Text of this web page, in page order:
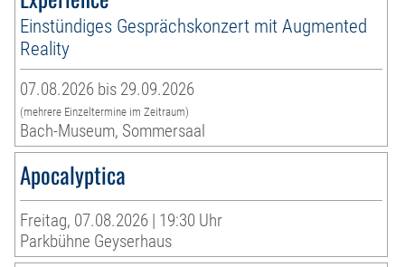
Einstündiges Gesprächskonzert mit Augmented
Reality
07.08.2026 bis 29.09.2026
(mehrere Einzeltermine im Zeitraum)
Bach-Museum, Sommersaal
Apocalyptica
Freitag, 07.08.2026 | 19:30 Uhr
Parkbühne Geyserhaus